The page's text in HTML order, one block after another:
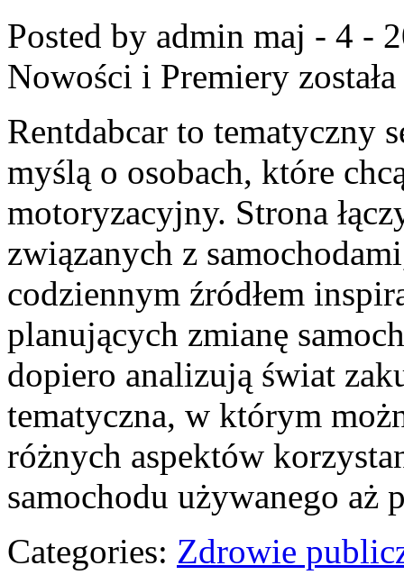
Posted by admin maj - 4 -
Nowości i Premiery
Rentdabcar to tematyczny
myślą o osobach, które
motoryzacyjny. Strona
związanych z
codziennym źródłem
planujących zmianę
dopiero analizują świat
tematyczna, w którym
różnych aspektów
samochodu używanego
Categories: Zdrowie